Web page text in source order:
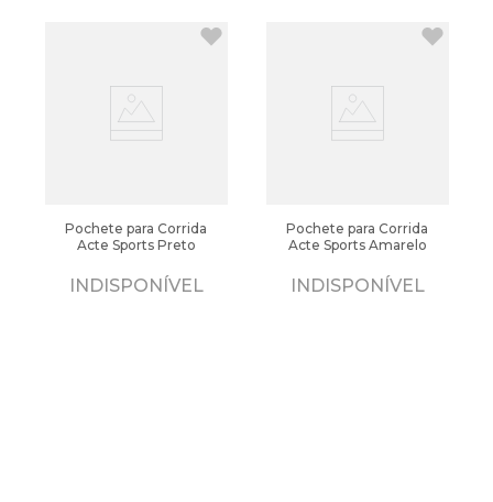
Pochete para Corrida
Acte Sports Preto
INDISPONÍVEL
Pochete para Corrida
Acte Sports Amarelo
INDISPONÍVEL